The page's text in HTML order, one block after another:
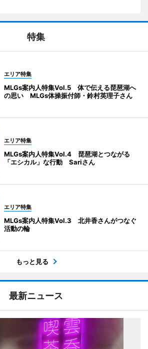
特集
エリア特集
MLGs案内人特集Vol.5 体で伝える琵琶湖へ
の思い MLGs体操振付師・鈴村英理子さん
エリア特集
MLGs案内人特集Vol.4 琵琶湖とつながる
「エシカル」な行動 Sariさん
エリア特集
MLGs案内人特集Vol.3 北井香さんがつなぐ
活動の輪
もっと見る
最新ニュース